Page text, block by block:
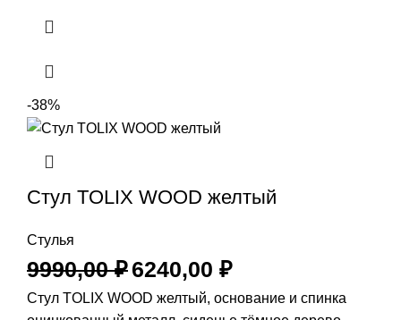
-38%
Стул TOLIX WOOD желтый
Стулья
9990,00₽6240,00 ₽
Стул TOLIX WOOD желтый, основание и спинка